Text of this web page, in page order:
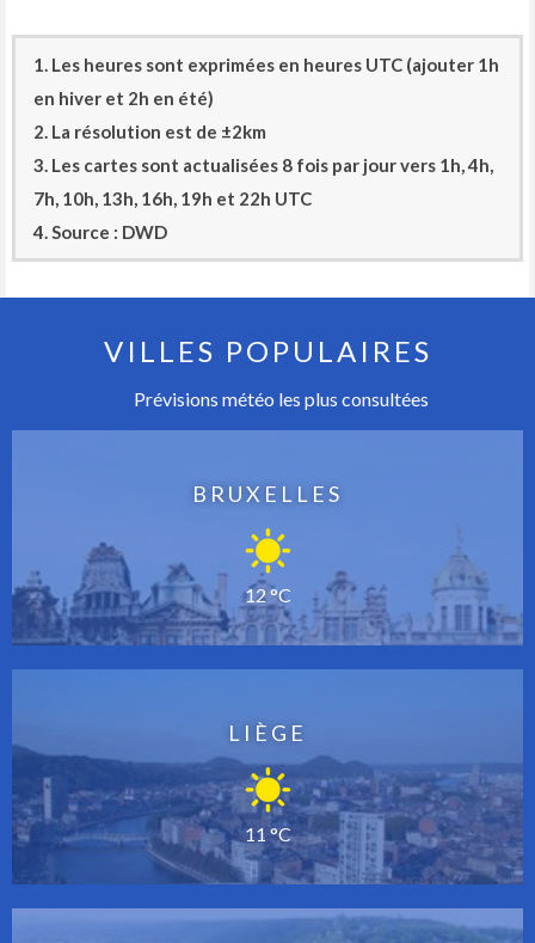
1. Les heures sont exprimées en heures UTC (ajouter 1h
en hiver et 2h en été)
2. La résolution est de ±2km
3. Les cartes sont actualisées 8 fois par jour vers 1h, 4h,
7h, 10h, 13h, 16h, 19h et 22h UTC
4. Source : DWD
VILLES POPULAIRES
Prévisions météo les plus consultées
BRUXELLES
12 °C
LIÈGE
11 °C